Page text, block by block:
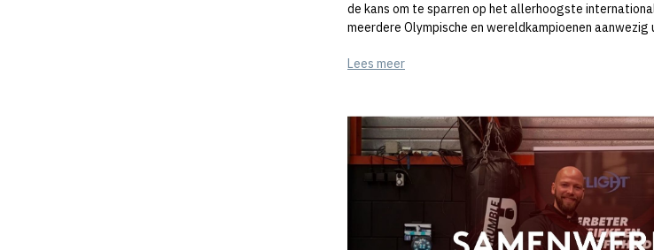
de kans om te sparren op het allerhoogste
meerdere Olympische en wereldkampioenen
Lees meer